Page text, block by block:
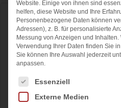
Boulderweltcup
Doppel-Europameister
Website. Einige von ihnen sind
helfen, diese Website und Ihre
Personenbezogene Daten können
Adressen), z. B. für personalisierte
Messung von Anzeigen und Inhalten.
Verwendung Ihrer Daten finden Sie
Sie können Ihre Auswahl jederzeit
anpassen.
Es folgt eine Liste der Service-
Essenziell
Externe Medien